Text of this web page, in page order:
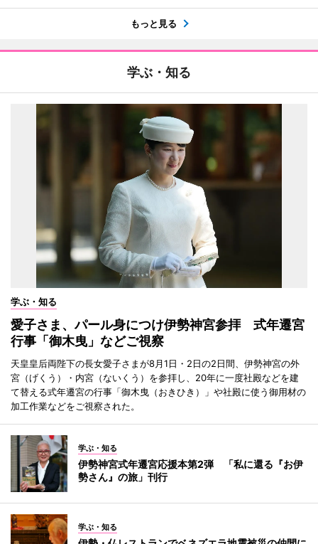
もっと見る
学ぶ・知る
学ぶ・知る
愛子さま、パール身につけ伊勢神宮参拝 式年遷宮
行事「御木曳」などご視察
天皇皇后両陛下の長女愛子さまが8月1日・2日の2日間、伊勢神宮の外
宮（げくう）・内宮（ないくう）を参拝し、20年に一度社殿などを建
て替える式年遷宮の行事「御木曳（おきひき）」や社殿に使う御用材の
加工作業などをご視察された。
学ぶ・知る
伊勢神宮式年遷宮応援本第2弾 「私に還る『お伊
勢さん』の旅」刊行
学ぶ・知る